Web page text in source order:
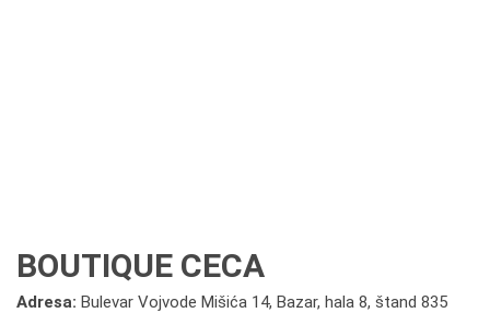
BOUTIQUE CECA
Adresa: Bulevar Vojvode Mišića 14, Bazar, hala 8, štand 835